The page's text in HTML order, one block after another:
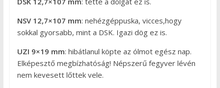
NSV 12,7×107 mm: nehézgéppuska, vicces,hogy
sokkal gyorsabb, mint a DSK. Igazi dög ez is.
UZI 9×19 mm: hibátlanul köpte az ólmot egész nap.
Elképesztő megbízhatóság! Népszerű fegyver lévén
nem kevesett lőttek vele.